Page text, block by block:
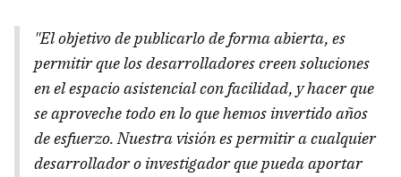
"El objetivo de publicarlo de forma abierta, es
permitir que los desarrolladores creen soluciones
en el espacio asistencial con facilidad, y hacer que
se aproveche todo en lo que hemos invertido años
de esfuerzo. Nuestra visión es permitir a cualquier
desarrollador o investigador que pueda aportar